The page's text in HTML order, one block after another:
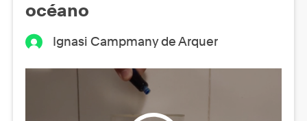
océano
Ignasi Campmany de Arquer